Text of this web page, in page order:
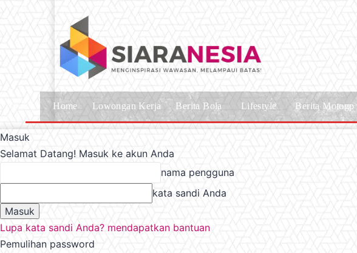
Home Lowongan Kerja Berita Bola Lifestyle Berita Motogp
Masuk
Selamat Datang! Masuk ke akun Anda
nama pengguna
kata sandi Anda
Lupa kata sandi Anda? mendapatkan bantuan
Pemulihan password